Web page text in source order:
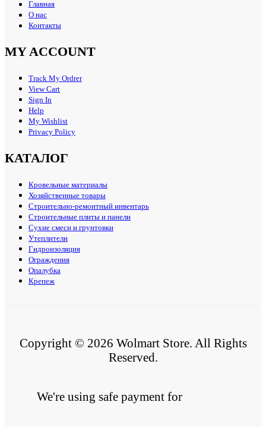
Главная
О нас
Контакты
MY ACCOUNT
Track My Ordrer
View Cart
Sign In
Help
My Wishlist
Privacy Policy
КАТАЛОГ
Кровельные материалы
Хозяйственные товары
Строительно-ремонтный инвентарь
Строительные плиты и панели
Сухие смеси и грунтовки
Утеплители
Гидроизоляция
Ограждения
Опалубка
Крепеж
Copyright © 2026 Wolmart Store. All Rights
Reserved.
We're using safe payment for